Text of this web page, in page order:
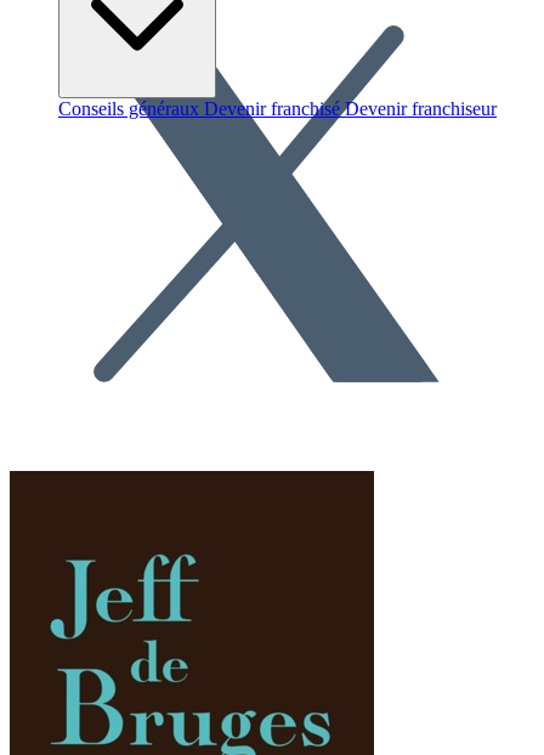
Conseils généraux Devenir franchisé Devenir franchiseur